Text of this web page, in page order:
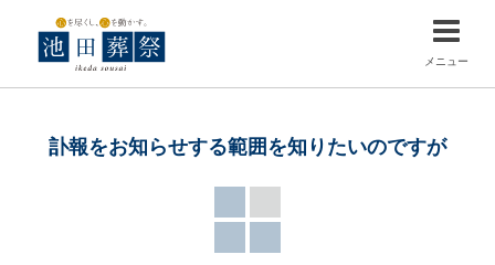
メニュー
訃報をお知らせする範囲を知りたいのですが